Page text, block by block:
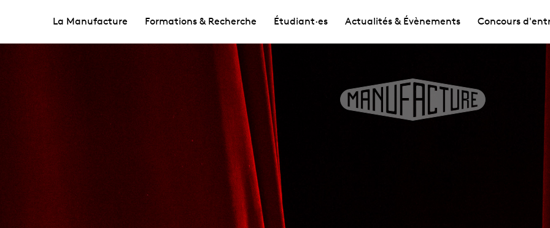
La Manufacture Formations & Recherche Étudiant·es Actualités & Évènements Concours